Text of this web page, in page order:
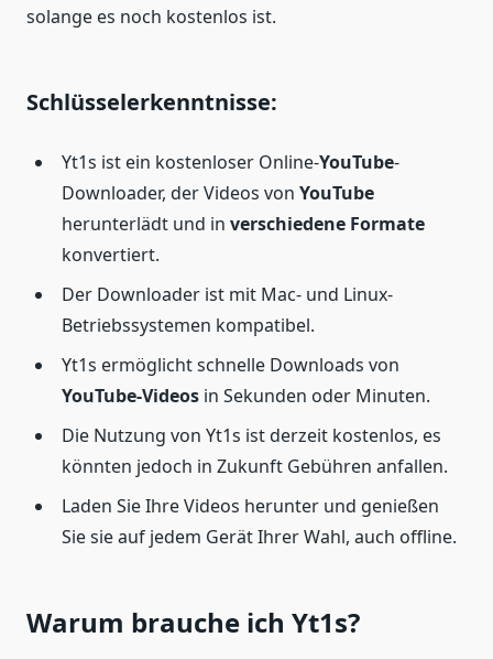
solange es noch kostenlos ist.
Schlüsselerkenntnisse:
Yt1s ist ein kostenloser Online-YouTube-
Downloader, der Videos von YouTube
herunterlädt und in verschiedene Formate
konvertiert.
Der Downloader ist mit Mac- und Linux-
Betriebssystemen kompatibel.
Yt1s ermöglicht schnelle Downloads von
YouTube-Videos in Sekunden oder Minuten.
Die Nutzung von Yt1s ist derzeit kostenlos, es
könnten jedoch in Zukunft Gebühren anfallen.
Laden Sie Ihre Videos herunter und genießen
Sie sie auf jedem Gerät Ihrer Wahl, auch offline.
Warum brauche ich Yt1s?